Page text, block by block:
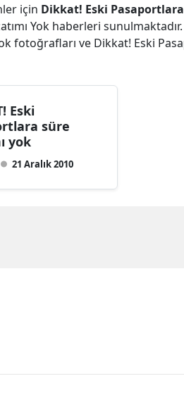
için Dikkat! Eski Pasaportlara
Yok haberleri
fotoğrafları ve Dikkat! Eski
Eski
süre
yok
21 Aralık 2010